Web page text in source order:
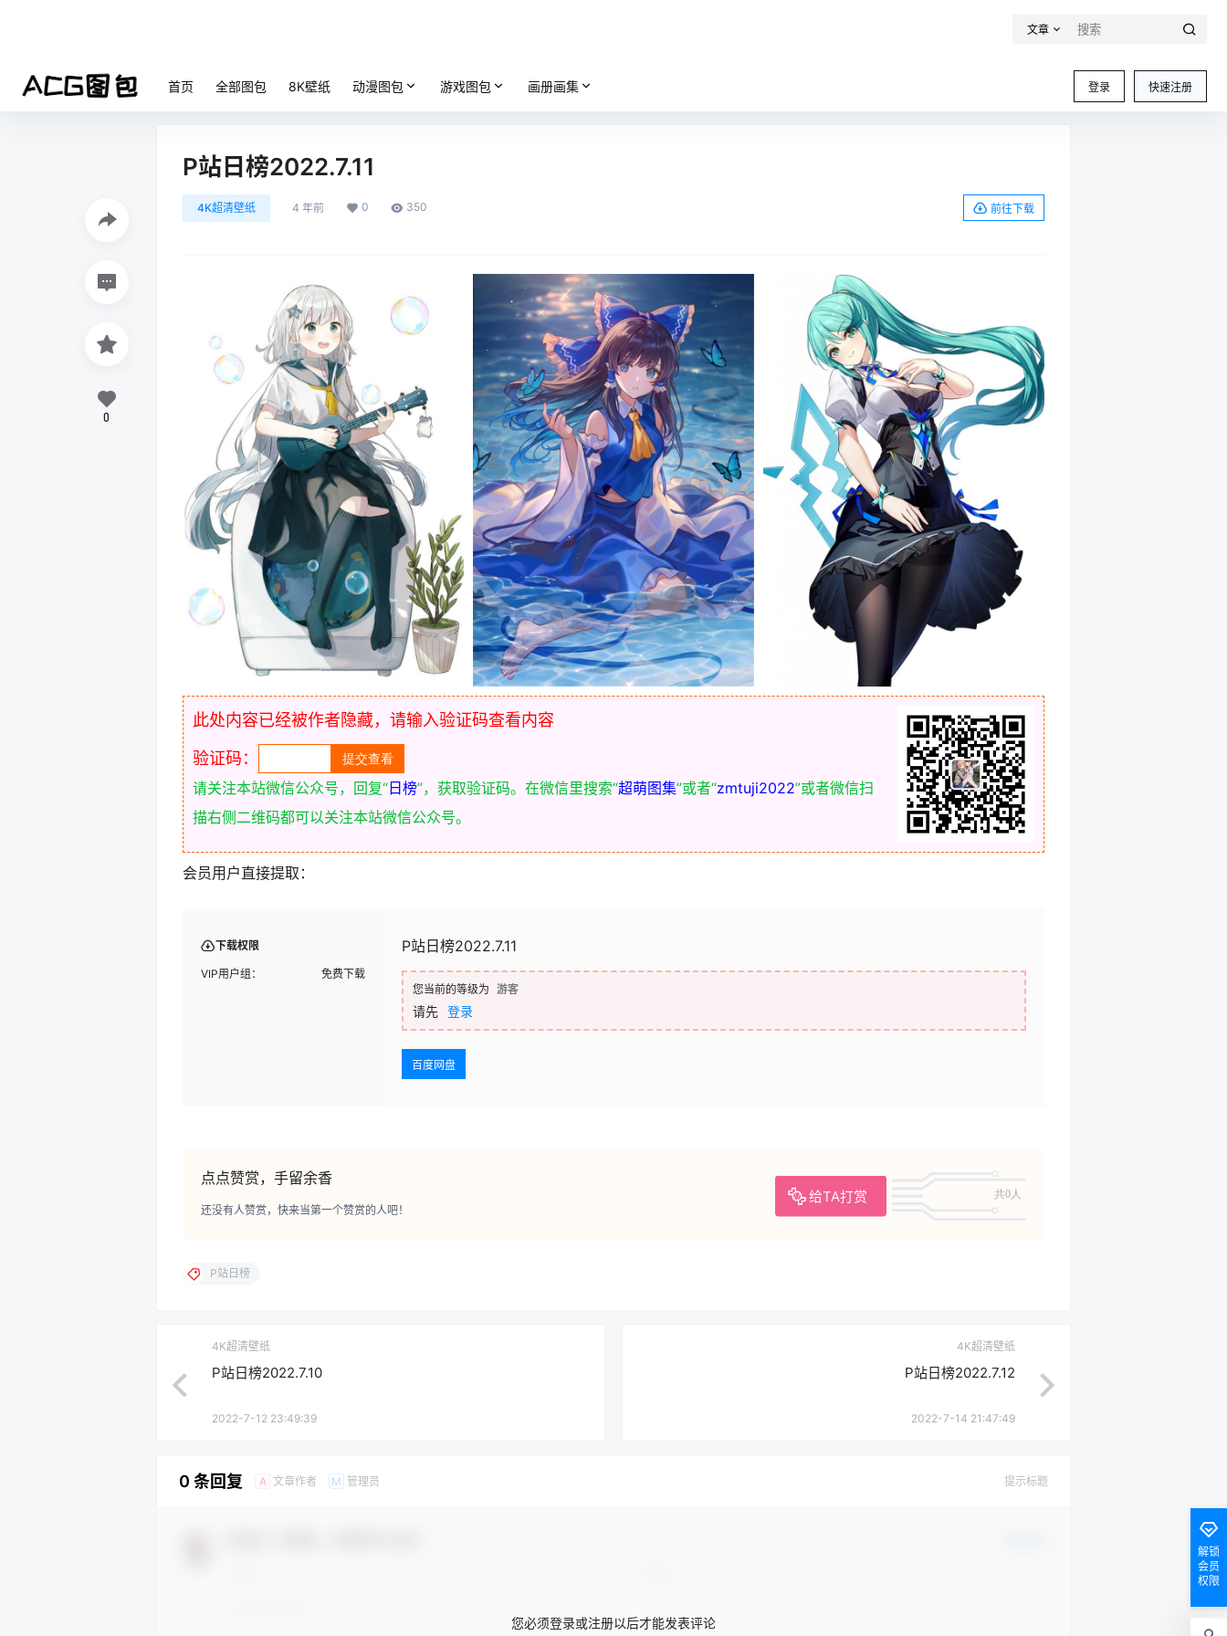
文章
登录 快速注册
首页 全部图包 8K壁纸 动漫图包 游戏图包 画册画集
P站日榜2022.7.11
4K超清壁纸 4 年前 0 350 前往下载
此处内容已经被作者隐藏，请输入验证码查看内容
验证码：
请关注本站微信公众号，回复“日榜”，获取验证码。在微信里搜索“超萌图集”或者“zmtuji2022”或者微信扫
描右侧二维码都可以关注本站微信公众号。
会员用户直接提取：
下载权限
VIP用户组： 免费下载
P站日榜2022.7.11
您当前的等级为 游客
请先 登录
百度网盘
点点赞赏，手留余香
给TA打赏 共0人
还没有人赞赏，快来当第一个赞赏的人吧！
0
P站日榜
4K超清壁纸
P站日榜2022.7.10
2022-7-12 23:49:39
4K超清壁纸
P站日榜2022.7.12
2022-7-14 21:47:49
0 条回复 A 文章作者 M 管理员 提示标题
您必须登录或注册以后才能发表评论
解锁
会员
权限